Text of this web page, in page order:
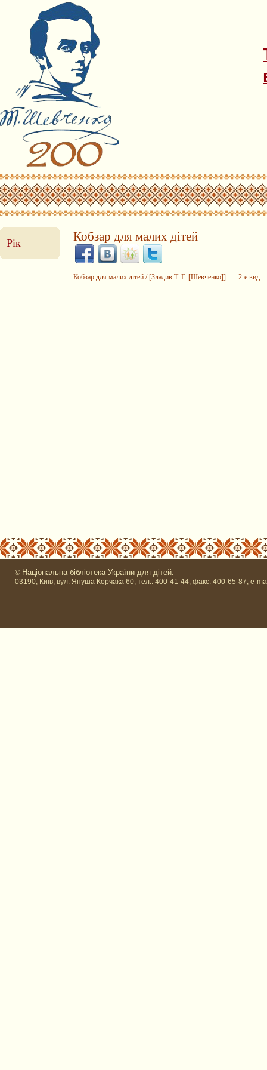
Рік Кобзар для малих дітей
Кобзар для малих дітей / [Зладив Т. Г. [Шевченко]]. — 2-е
© Національна бібліотека України для дітей.
03190, Київ, вул. Януша Корчака 60, тел.: 400-41-44, факс: 400-65-87, e-